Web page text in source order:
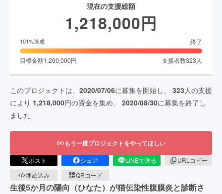
現在の支援総額
1,218,000円
101%達成 終了
目標金額1,200,000円 支援者数323 人
このプロジェクトは、 2020/07/06に募集を開始し、 323 人の支援
により 1,218,000円の資金を集め、 2020/08/30に募集を終了し
ました
もう一度プロジェクトをやってほしい
ポスト シェア LINEで送る
URLコピー
埋め込み
QRコード
生後5か月の陽向（ひなた）が猫伝染性腹膜炎と診断さ